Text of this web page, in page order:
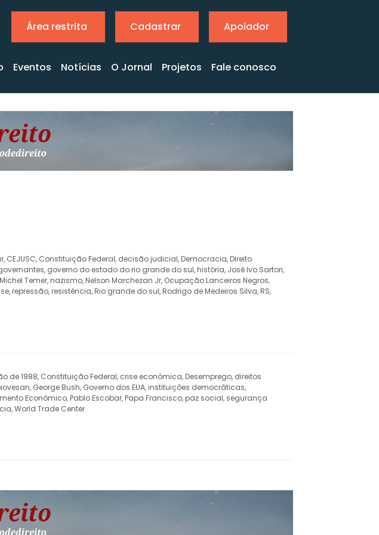
Área restrita Cadastrar Apoiador
Eventos Notícias O Jornal Projetos Fale conosco
, CEJUSC, Constituição Federal, decisão judicial,Democracia,Direito
, governo do estado do rio grande do sul,história, José Ivo Sartori,
Michel Temer,nazismo,Nelson Marchezan Jr, Ocupação Lanceiros Negros,
,repressão,resistência,Rio grande do sul,Rodrigo de Medeiros Silva,RS,
de 1988, Constituição Federal, crise econômica,Desemprego, direitos
, George Bush, Governo dos EUA,instituições democráticas,
Econômico,Pablo Escobar,Papa Francisco,paz social, segurança
,World Trade Center